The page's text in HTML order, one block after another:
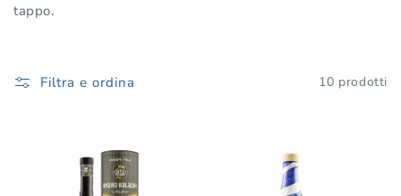
i
n
tappo.
Filtra e ordina 10 prodotti